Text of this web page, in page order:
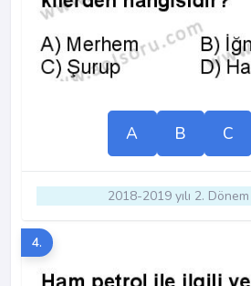
A B C
2018-2019 yılı 2.
4.